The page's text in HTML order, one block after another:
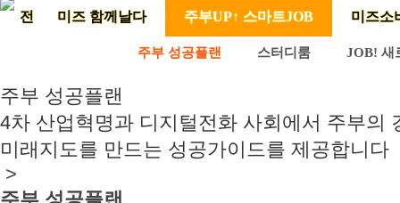
미즈 함께날다 주부UP↑ 스마트JOB 미즈소
주부 성공플랜 스터디룸 JOB! 새
주부 성공플랜
4차 산업혁명과 디지털전화 사회에서 주부의
미래지도를 만드는 성공가이드를 제공합니다
>